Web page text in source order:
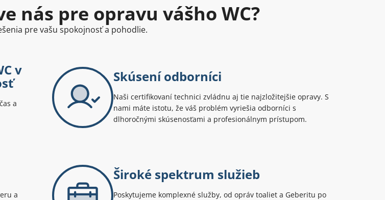
nás pre opravu vášho WC?
pre vašu spokojnosť a pohodlie.
v
a
Skúsení odborníci
Naši certifikovaní technici zvládnu aj tie najzložitejšie opravy. S
nami máte istotu, že váš problém vyriešia odborníci s
dlhoročnými skúsenosťami a profesionálnym prístupom.
a
Široké spektrum služieb
Poskytujeme komplexné služby, od opráv toaliet a Geberitu po